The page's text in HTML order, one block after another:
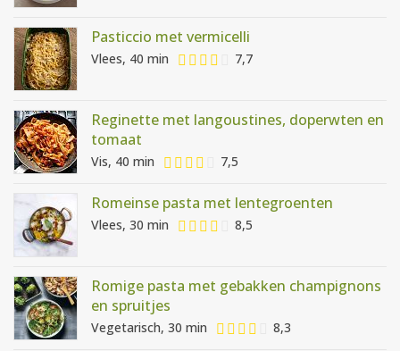
Pasticcio met vermicelli
Vlees, 40 min 7,7
Reginette met langoustines, doperwten en
tomaat
Vis, 40 min 7,5
Romeinse pasta met lentegroenten
Vlees, 30 min 8,5
Romige pasta met gebakken champignons
en spruitjes
Vegetarisch, 30 min 8,3